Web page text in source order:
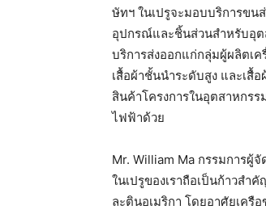
ษัทฯ ในเปรูจะมอบบริการขน
อุปกรณ์และชิ้นส่วนสำหรับอุต
บริการส่งออกแก่กลุ่มผู้ผลิตเ
เสื้อผ้าชั้นนำระดับสูง และเ
สินค้าโครงการในอุตสาหกร
ไฟฟ้าด้วย
Mr. William Ma กรรมการผู้
ในเปรูของเราถือเป็นก้าวสำ
ละตินอเมริกา โดยอาศัยเครื